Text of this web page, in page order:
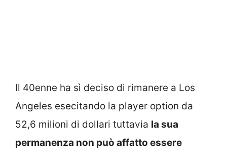
Il 40enne ha sì deciso di rimanere a Los
Angeles esecitando la player option da
52,6 milioni di dollari tuttavia la sua
permanenza non può affatto essere